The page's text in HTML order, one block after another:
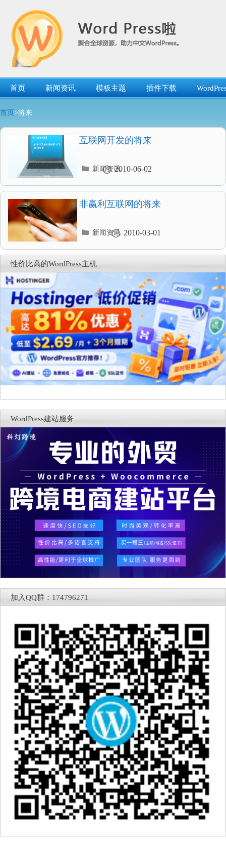
首页 新闻资讯 模板主题 插件下载
首页 >将来
互联网开发的将来
2010-06-02
分
录
新闻资讯
非赢利互联网的将来
2010-03-01
分
录
新闻资讯
性价比高的WordPress主机
WordPress建站服务
加入QQ群：174796271